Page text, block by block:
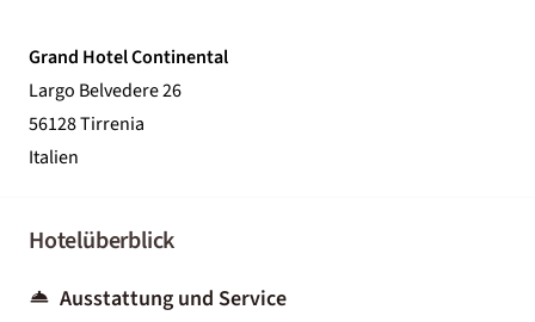
Grand Hotel Continental
Largo Belvedere 26
56128 Tirrenia
Italien
Hotelüberblick
Ausstattung und Service